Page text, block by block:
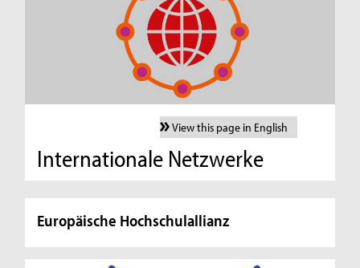
View this page in English
Internationale Netzwerke
Europäische Hochschulallianz